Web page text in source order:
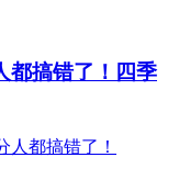
都搞错了！四季